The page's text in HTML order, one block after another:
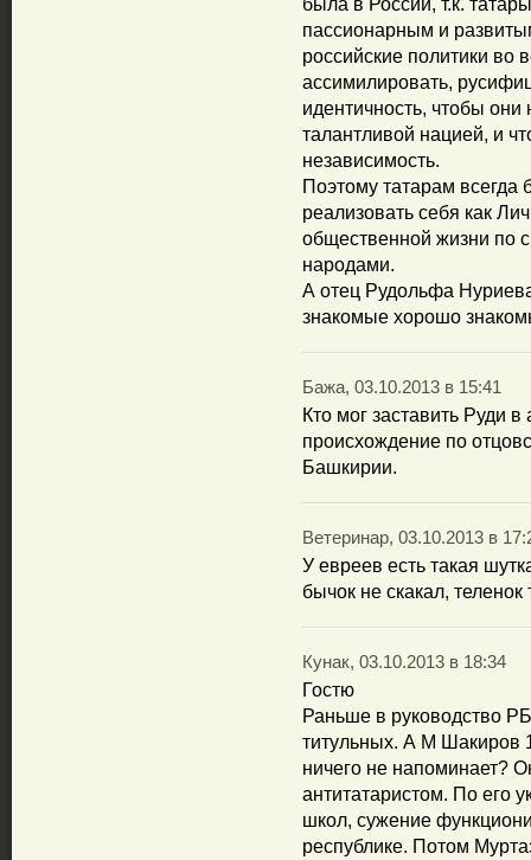
была в России, т.к.
пассионарным и
российские политики во
ассимилировать,
идентичность, чтобы
талантливой нацией, и
независимость.
Поэтому татарам
реализовать себя как
общественной жизни по
народами.
А отец Рудольфа
знакомые хорошо
Бажа, 03.10.2013 в 15:41
Кто мог заставить Руди
происхождение по
Башкирии.
Ветеринар, 03.10.2013 в
У евреев есть такая
бычок не скакал, теленок
Кунак, 03.10.2013 в 18:34
Гостю
Раньше в руководство
титульных. А М Шакиров
ничего не напоминает?
антитатаристом. По его
школ, сужение
республике. Потом